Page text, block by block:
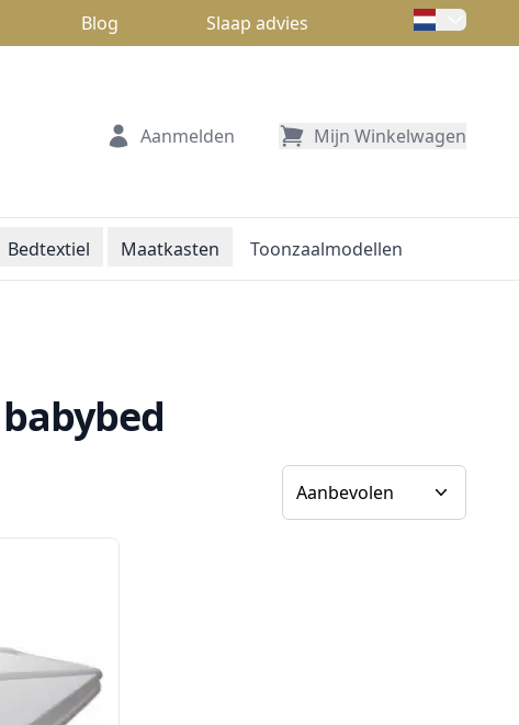
Blog Slaap advies
Aanmelden Mijn Winkelwagen
Bedtextiel Maatkasten Toonzaalmodellen
Sorteer op